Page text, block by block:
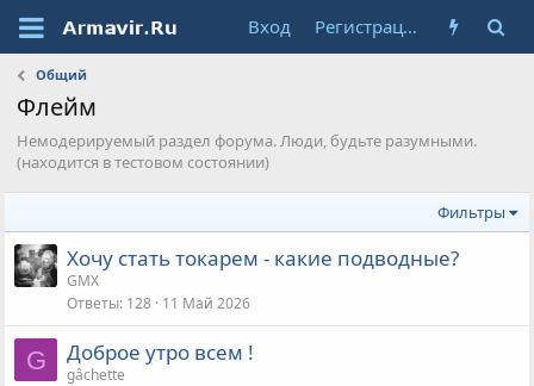
Вход Регистрация
Общий
Флейм
Немодерируемый раздел форума. Люди, будьте разумными.
(находится в тестовом состоянии)
Фильтры
Хочу стать токарем - какие подводные?
GMX
Ответы 128 11 Май 2026
G Доброе утро всем !
gâchette